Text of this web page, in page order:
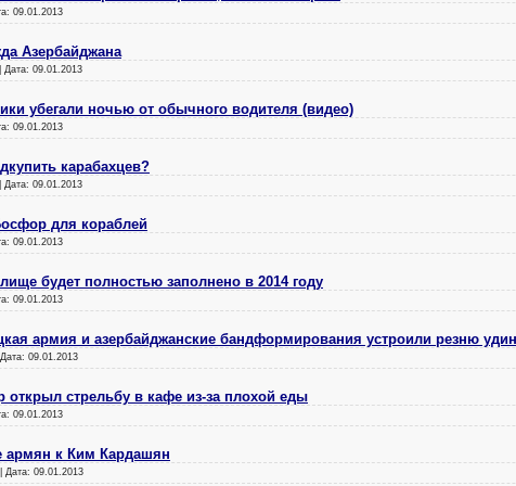
09.01.2013
Азербайджана
Дата: 09.01.2013
убегали ночью от обычного водителя (видео)
09.01.2013
карабахцев?
Дата: 09.01.2013
для кораблей
09.01.2013
будет полностью заполнено в 2014 году
09.01.2013
армия и азербайджанские бандформирования устроили резню удин
09.01.2013
стрельбу в кафе из-за плохой еды
09.01.2013
армян к Ким Кардашян
Дата: 09.01.2013